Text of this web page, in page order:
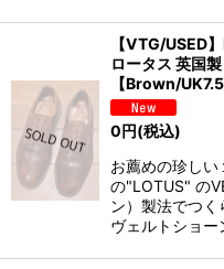
【VTG/USED
ロータス 英国
【Brown/
0円(税込)
お薦めの珍しい
の"LOTUS" の
ン）製法でつく
ヴェルトショ